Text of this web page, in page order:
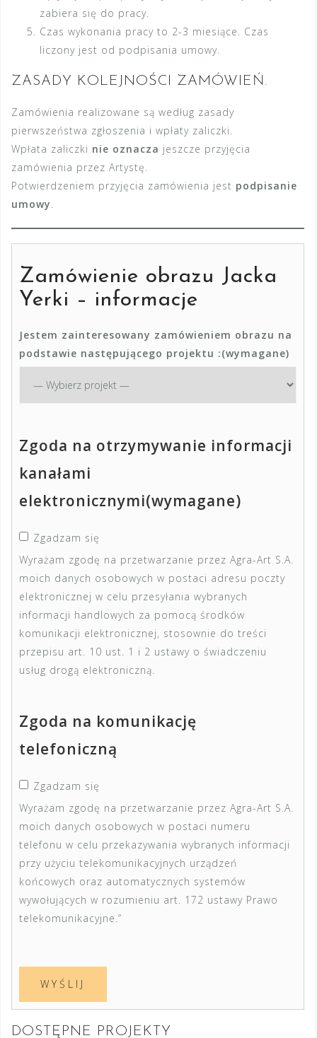
zabiera się do pracy.
Czas wykonania pracy to 2-3 miesiące. Czas
liczony jest od podpisania umowy.
ZASADY KOLEJNOŚCI ZAMÓWIEŃ.
Zamówienia realizowane są według zasady
pierwszeństwa zgłoszenia i wpłaty zaliczki.
Wpłata zaliczki nie oznacza jeszcze przyjęcia
zamówienia przez Artystę.
Potwierdzeniem przyjęcia zamówienia jest podpisanie
umowy
Zamówienie obrazu Jacka
Yerki – informacje
Jestem zainteresowany zamówieniem obrazu na
podstawie następującego projektu :(wymagane)
Zgoda na otrzymywanie informacji
kanałami
elektronicznymi(wymagane)
Zgadzam się
Wyrażam zgodę na przetwarzanie przez Agra-Art S.A.
moich danych osobowych w postaci adresu poczty
elektronicznej w celu przesyłania wybranych
informacji handlowych za pomocą środków
komunikacji elektronicznej, stosownie do treści
przepisu art. 10 ust. 1 i 2 ustawy o świadczeniu
usług drogą elektroniczną.
Zgoda na komunikację
telefoniczną
Zgadzam się
Wyrażam zgodę na przetwarzanie przez Agra-Art S.A.
moich danych osobowych w postaci numeru
telefonu w celu przekazywania wybranych informacji
przy użyciu telekomunikacyjnych urządzeń
końcowych oraz automatycznych systemów
wywołujących w rozumieniu art. 172 ustawy Prawo
telekomunikacyjne.”
DOSTĘPNE PROJEKTY